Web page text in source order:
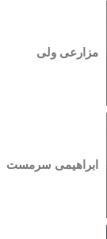
مزارعی ولی
ابراهیمی سرمست